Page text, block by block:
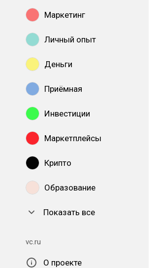
Маркетинг
Личный опыт
Деньги
Приёмная
Инвестиции
Маркетплейсы
Крипто
Образование
Показать все
vc.ru
О проекте